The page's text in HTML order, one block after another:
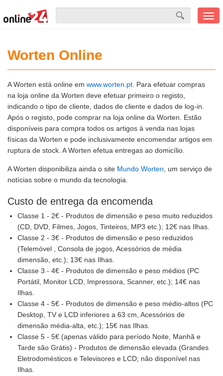
Worten Online
A Worten está online em www.worten.pt . Para efetuar compras
na loja online da Worten deve efetuar primeiro o registo,
indicando o tipo de cliente, dados de cliente e dados de log-in.
Após o registo, pode comprar na loja online da Worten. Estão
disponíveis para compra todos os artigos à venda nas lojas
físicas da Worten e pode inclusivamente encomendar artigos em
ruptura de stock. A Worten efetua entregas ao domicílio.
A Worten disponibiliza ainda o site Mundo Worten , um serviço de
notícias sobre o mundo da tecnologia.
Custo de entrega da encomenda
Classe 1 - 2€ - Produtos de dimensão e peso muito reduzidos
(CD, DVD, Filmes, Jogos, Tinteiros, MP3 etc.); 12€ nas Ilhas.
Classe 2 - 3€ - Produtos de dimensão e peso reduzidos
(Telemóvel , Consola de jogos, Acessórios de média
dimensão, etc.); 13€ nas Ilhas.
Classe 3 - 4€ - Produtos de dimensão e peso médios (PC
Portátil, Monitor LCD, Impressora, Scanner, etc.); 14€ nas
Ilhas.
Classe 4 - 5€ - Produtos de dimensão e peso médio-altos (PC
Desktop, TV e LCD inferiores a 63 cm, Acessórios de
dimensão média-alta, etc.); 15€ nas Ilhas.
Classe 5 - 5€ (apenas válido para período Noite, Manhã e
Tarde são Grátis) - Produtos de dimensão elevada (Grandes
Eletrodomésticos e Televisores e LCD; não disponível nas
Ilhas.